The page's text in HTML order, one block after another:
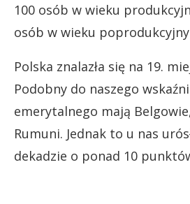
100 osób w wieku
osób w wieku
Polska znalazła się na 19.
Podobny do naszego
emerytalnego mają
Rumuni. Jednak to u nas
dekadzie o ponad 10